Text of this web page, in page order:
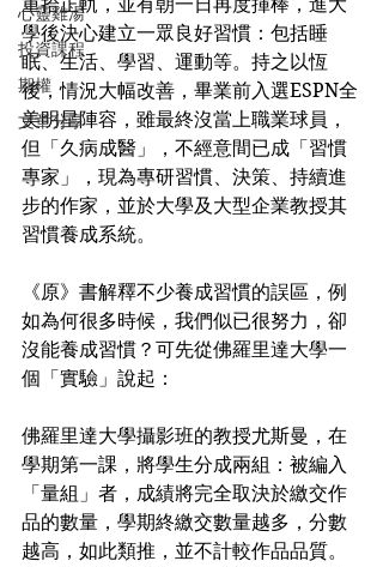
心靈雞湯
投資課程
期權
文章分享
學後決心建立一眾良好習慣：包括睡
眠、生活、學習、運動等。持之以恆
後，情況大幅改善，畢業前入選ESPN全
美明星陣容，雖最終沒當上職業球員，
但「久病成醫」，不經意間已成「習慣
專家」，現為專研習慣、決策、持續進
步的作家，並於大學及大型企業教授其
習慣養成系統。
《原》書解釋不少養成習慣的誤區，例
如為何很多時候，我們似已很努力，卻
沒能養成習慣？可先從佛羅里達大學一
個「實驗」說起：
佛羅里達大學攝影班的教授尤斯曼，在
學期第一課，將學生分成兩組：被編入
「量組」者，成績將完全取決於繳交作
品的數量，學期終繳交數量越多，分數
越高，如此類推，並不計較作品品質。